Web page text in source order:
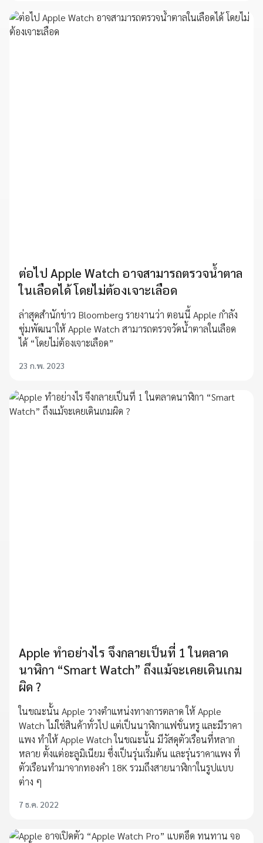
ต่อไป Apple Watch อาจสามารถตรวจน้ำตาล
ในเลือดได้ โดยไม่ต้องเจาะเลือด
ล่าสุดสำนักข่าว Bloomberg รายงานว่า ตอนนี้ Apple กำลัง
ซุ่มพัฒนาให้ Apple Watch สามารถตรวจวัดน้ำตาลในเลือด
ได้ “โดยไม่ต้องเจาะเลือด”
23 ก.พ. 2023
Apple ทำอย่างไร จึงกลายเป็นที่ 1 ในตลาด
นาฬิกา “Smart Watch” ถึงแม้จะเคยเดินเกม
ผิด ?
ในขณะนั้น Apple วางตำแหน่งทางการตลาด ให้ Apple
Watch ไม่ใช่สินค้าทั่วไป แต่เป็นนาฬิกาแฟชั่นหรู และมีราคา
แพง ทำให้ Apple Watch ในขณะนั้น มีวัสดุตัวเรือนที่หลาก
หลาย ตั้งแต่อะลูมิเนียม ซึ่งเป็นรุ่นเริ่มต้น และรุ่นราคาแพง ที่
ตัวเรือนทำมาจากทองคำ 18K รวมถึงสายนาฬิกาในรูปแบบ
ต่าง ๆ
7 ธ.ค. 2022